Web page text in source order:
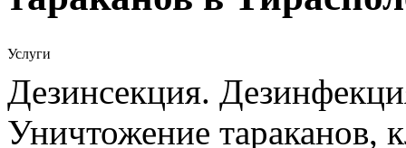
Услуги
Дезинсекция.
Уничтожение тараканов,